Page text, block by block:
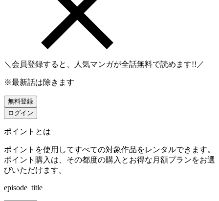
＼会員登録すると、人気マンガが全話無料で読めます!!／
※最新話は除きます
無料登録
ログイン
ポイントとは
ポイントを使用してすべての対象作品をレンタルできます。
ポイント購入は、その都度の購入とお得な月額プランをお選
びいただけます。
episode_title